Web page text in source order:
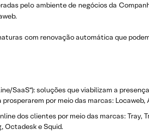
pelo ambiente de negócios da
com renovação automática que
SaaS“): soluções que viabilizam a
por meio das marcas:
dos clientes por meio das marcas: Tray,
Octadesk e Squid.